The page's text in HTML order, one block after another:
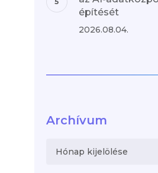
építését
2026.08.04.
Archívum